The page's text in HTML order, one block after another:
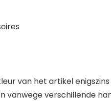
van het artikel enigszins
vanwege verschillende